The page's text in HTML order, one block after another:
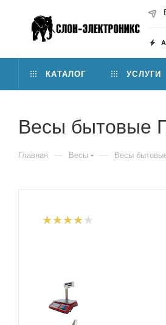
КАТАЛОГ УСЛУГИ
Весы бытовые
Главная — Весы — Весы